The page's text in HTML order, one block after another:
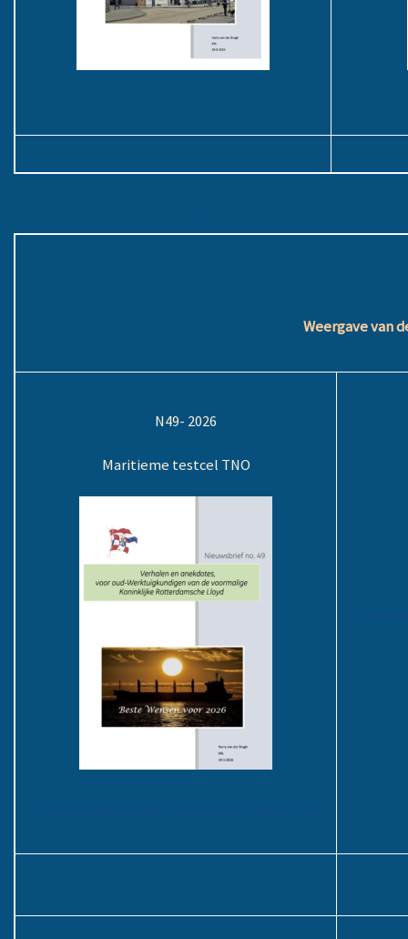
.
Weergave van
N49- 2026
Maritieme testcel TNO
…………………………………………………